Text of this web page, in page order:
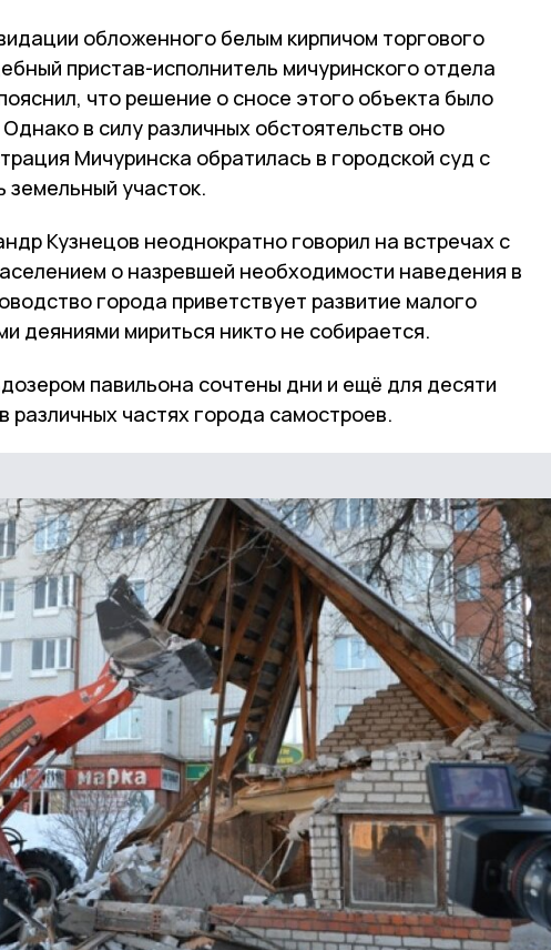
обложенного белым кирпичом торгового
пристав-исполнитель мичуринского отдела
что решение о сносе этого объекта было
в силу различных обстоятельств оно
Мичуринска обратилась в городской суд с
участок.
Кузнецов неоднократно говорил на встречах с
о назревшей необходимости наведения в
города приветствует развитие малого
деяниями мириться никто не собирается.
павильона сочтены дни и ещё для десяти
различных частях города самостроев.